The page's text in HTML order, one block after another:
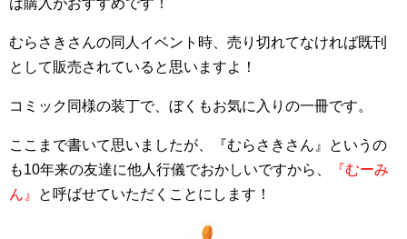
は購入がおすすめです！
むらさきさんの同人イベント時、売り切れてなければ既刊
として販売されていると思いますよ！
コミック同様の装丁で、ぼくもお気に入りの一冊です。
ここまで書いて思いましたが、『むらさきさん』というの
も10年来の友達に他人行儀でおかしいですから、
『むーみ
ん』
と呼ばせていただくことにします！